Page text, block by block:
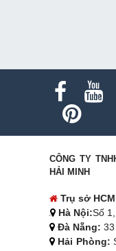
CÔNG TY
HẢI MINH
Trụ sở
Hà Nội:Số
Đà Nẵng:
Hải Phòng: